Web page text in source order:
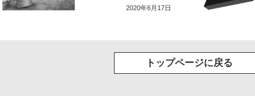
2020年6月17日
トップページに戻る